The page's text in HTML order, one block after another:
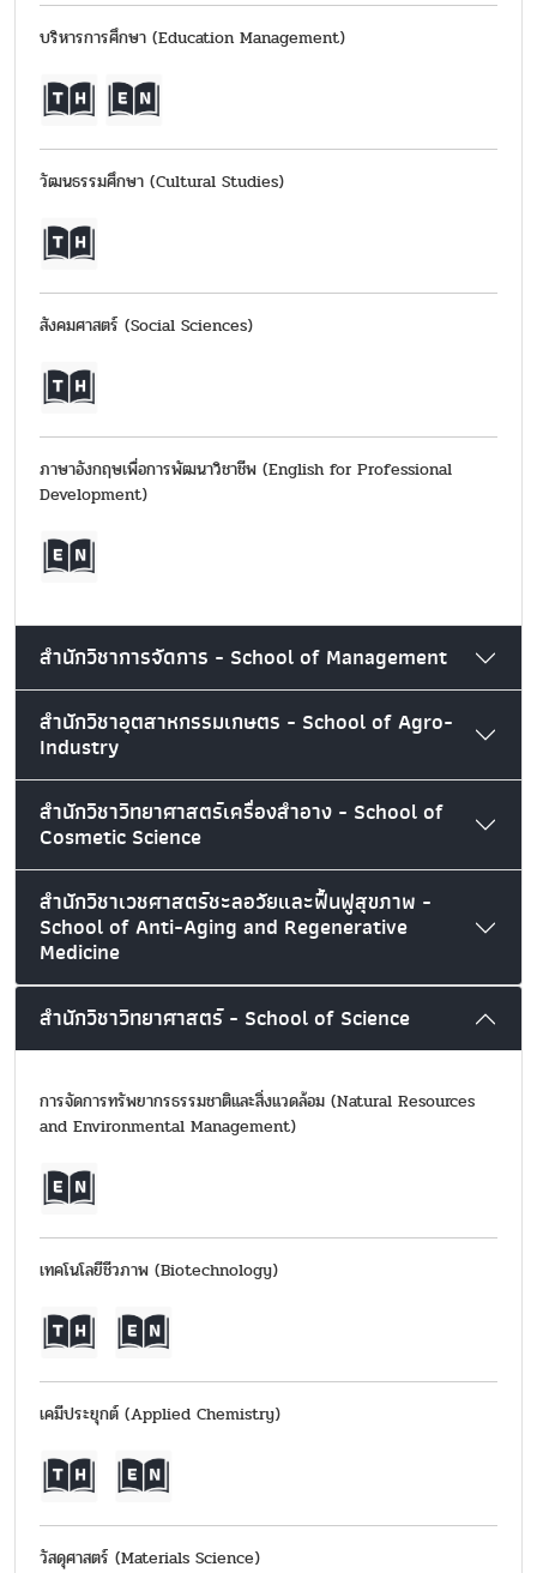
บริหารการศึกษา (Education Management)
วัฒนธรรมศึกษา (Cultural Studies)
สังคมศาสตร์ (Social Sciences)
ภาษาอังกฤษเพื่อการพัฒนาวิชาชีพ (English for Professional
Development)
สำนักวิชาการจัดการ - School of Management
สำนักวิชาอุตสาหกรรมเกษตร - School of Agro-
Industry
สำนักวิชาวิทยาศาสตร์เครื่องสำอาง - School of
Cosmetic Science
สำนักวิชาเวชศาสตร์ชะลอวัยและฟื้นฟูสุขภาพ -
School of Anti-Aging and Regenerative
Medicine
สำนักวิชาวิทยาศาสตร์ - School of Science
การจัดการทรัพยากรธรรมชาติและสิ่งแวดล้อม (Natural Resources
and Environmental Management)
เทคโนโลยีชีวภาพ (Biotechnology)
เคมีประยุกต์ (Applied Chemistry)
วัสดุศาสตร์ (Materials Science)